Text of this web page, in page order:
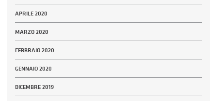
APRILE 2020
MARZO 2020
FEBBRAIO 2020
GENNAIO 2020
DICEMBRE 2019